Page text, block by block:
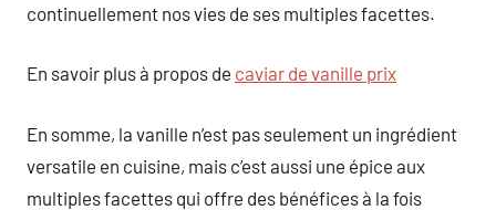
continuellement nos vies de ses multiples facettes.
En savoir plus à propos de caviar de vanille prix
En somme, la vanille n’est pas seulement un ingrédient
versatile en cuisine, mais c’est aussi une épice aux
multiples facettes qui offre des bénéfices à la fois